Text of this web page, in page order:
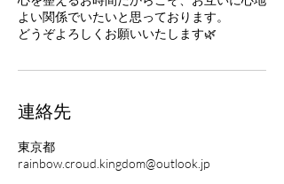
よい関係でいたいと思っております。
どうぞよろしくお願いいたします🌿
連絡先
東京都
rainbow.croud.kingdom@outlook.jp